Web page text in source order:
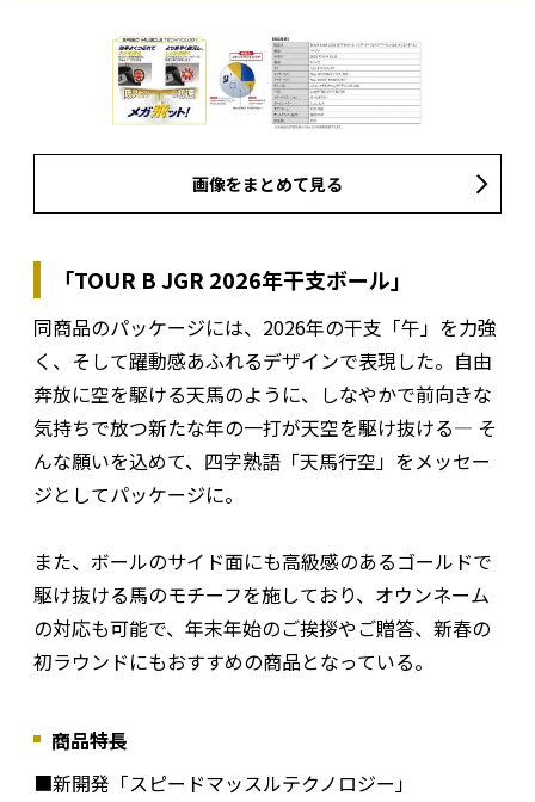
画像をまとめて見る
「TOUR B JGR 2026年干支ボール」
同商品のパッケージには、2026年の干支「午」を力強
く、そして躍動感あふれるデザインで表現した。自由
奔放に空を駆ける天馬のように、しなやかで前向きな
気持ちで放つ新たな年の一打が天空を駆け抜ける― そ
んな願いを込めて、四字熟語「天馬行空」をメッセー
ジとしてパッケージに。
また、ボールのサイド面にも高級感のあるゴールドで
駆け抜ける馬のモチーフを施しており、オウンネーム
の対応も可能で、年末年始のご挨拶やご贈答、新春の
初ラウンドにもおすすめの商品となっている。
商品特長
■新開発「スピードマッスルテクノロジー」